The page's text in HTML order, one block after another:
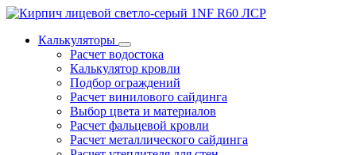
Калькуляторы
Расчет водостока
Калькулятор кровли
Подбор ограждений
Расчет винилового сайдинга
Выбор цвета и материалов
Расчет фальцевой кровли
Расчет металлического сайдинга